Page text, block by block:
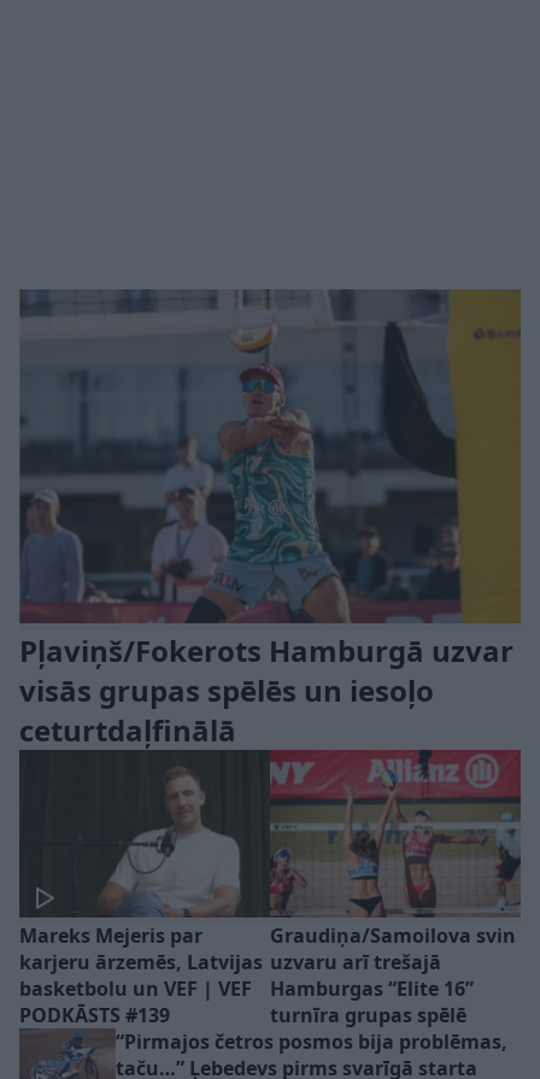
Pļaviņš/Fokerots Hamburgā uzvar
visās grupas spēlēs un iesoļo
ceturtdaļfinālā
Mareks Mejeris par
karjeru ārzemēs, Latvijas
basketbolu un VEF | VEF
PODKĀSTS #139
Graudiņa/Samoilova svin
uzvaru arī trešajā
Hamburgas “Elite 16”
turnīra grupas spēlē
“Pirmajos četros posmos bija problēmas,
taču…” Ļebedevs pirms svarīgā starta